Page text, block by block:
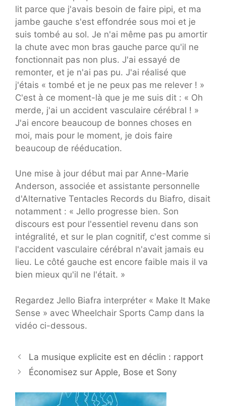
lit parce que j'avais besoin de faire pipi, et ma
jambe gauche s'est effondrée sous moi et je
suis tombé au sol. Je n'ai même pas pu amortir
la chute avec mon bras gauche parce qu'il ne
fonctionnait pas non plus. J'ai essayé de
remonter, et je n'ai pas pu. J'ai réalisé que
j'étais « tombé et je ne peux pas me relever ! »
C'est à ce moment-là que je me suis dit : « Oh
merde, j'ai un accident vasculaire cérébral ! »
J'ai encore beaucoup de bonnes choses en
moi, mais pour le moment, je dois faire
beaucoup de rééducation.
Une mise à jour début mai par Anne-Marie
Anderson, associée et assistante personnelle
d'Alternative Tentacles Records du Biafro, disait
notamment : « Jello progresse bien. Son
discours est pour l'essentiel revenu dans son
intégralité, et sur le plan cognitif, c'est comme si
l'accident vasculaire cérébral n'avait jamais eu
lieu. Le côté gauche est encore faible mais il va
bien mieux qu'il ne l'était. »
Regardez Jello Biafra interpréter « Make It Make
Sense » avec Wheelchair Sports Camp dans la
vidéo ci-dessous.
La musique explicite est en déclin : rapport
Économisez sur Apple, Bose et Sony